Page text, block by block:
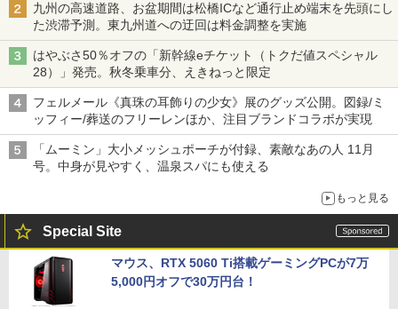
九州の高速道路、お盆期間は松橋ICなど通行止め端末を先頭にし
た渋滞予測。東九州道への迂回は料金調整を実施
はやぶさ50％オフの「新幹線eチケット（トクだ値スペシャル
28）」発売。秋冬乗車分、えきねっと限定
フェルメール《真珠の耳飾りの少女》展のグッズ公開。図録/ミ
ッフィー/葬送のフリーレンほか、注目ブランドコラボが実現
「ムーミン」大小メッシュポーチが付録、素敵なあの人 11月
号。中身が見やすく、温泉スパにも使える
もっと見る
Special Site
マウス、RTX 5060 Ti搭載ゲーミングPCが7万
5,000円オフで30万円台！